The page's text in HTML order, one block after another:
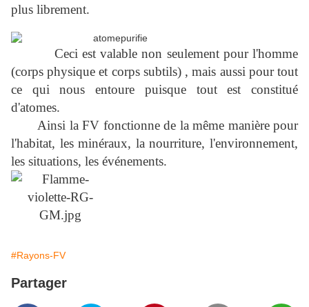
plus librement.
Ceci est valable non seulement pour l'homme
(corps physique et corps subtils) , mais aussi pour tout
ce qui nous entoure puisque tout est constitué
d'atomes.
Ainsi la FV fonctionne de la même manière pour
l'habitat, les minéraux, la nourriture, l'environnement,
les situations, les événements.
#Rayons-FV
Partager